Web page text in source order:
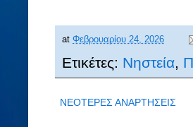
at Φεβρουαρίου 24, 2026
Ετικέτες: Νηστεία,
ΝΕΟΤΕΡΕΣ ΑΝΑΡΤΗΣΕΙΣ